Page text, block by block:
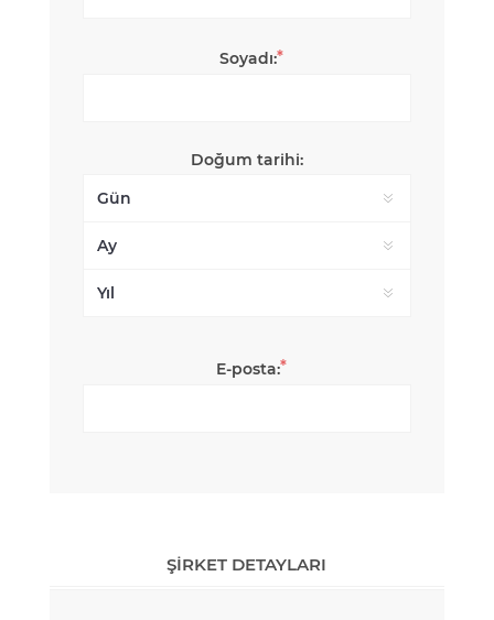
Soyadı:*
Doğum tarihi:
E-posta:*
ŞIRKET DETAYLARI